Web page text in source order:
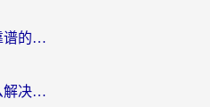
人在海外，如何选择一款靠谱的玩剑灵2加速器？
国外玩灌篮高手延迟高怎么解决？海外玩家国服游戏加速终极指南